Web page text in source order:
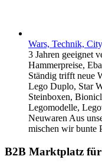
Wars, Technik,
3 Jahren geeignet
Hammerpreise,
Ständig trifft neue
Lego Duplo, Star
Steinboxen,
Legomodelle,
Neuwaren Aus
mischen wir bunte
B2B Marktplatz